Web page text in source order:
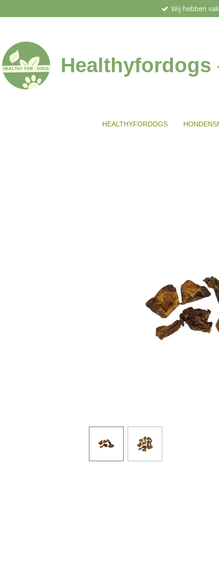
direct
hoofdinhoud
Wij hebben
Healthyfordogs
HEALTHYFORDOGS